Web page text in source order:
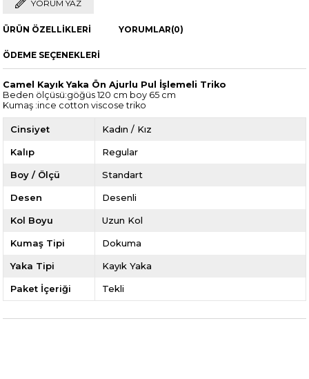
YORUM YAZ
ÜRÜN ÖZELLIKLERI YORUMLAR(0)
ÖDEME SEÇENEKLERI
Camel Kayık Yaka Ön Ajurlu Pul İşlemeli Triko
Beden ölçüsü:göğüs 120 cm boy 65 cm
Kumaş :ince cotton viscose triko
Cinsiyet Kadın / Kız
Kalıp Regular
Boy / Ölçü Standart
Desen Desenli
Kol Boyu Uzun Kol
Kumaş Tipi Dokuma
Yaka Tipi Kayık Yaka
Paket İçeriği Tekli